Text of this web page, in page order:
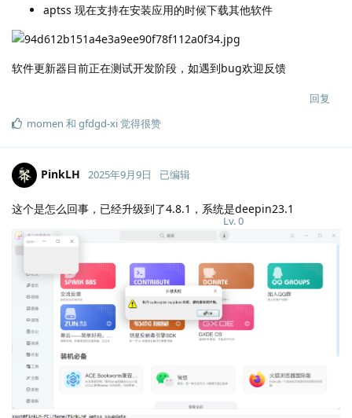
aptss 现在支持在安装应用的时候下载其他软件
软件更新器目前正在测试开发阶段，如遇到bug欢迎反馈
回复
momen 和 gfdgd-xi觉得很赞
PinkLH
Lv.0
2025年9月9日 已编辑
这个是怎么回事，已经升级到了4.8.1，系统是deepin23.1